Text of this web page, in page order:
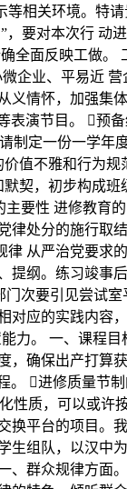
相关环境。特
要对本次行
面反映工做
企业、平易近
情怀，加强
演节目。 
定一份一学
值不雅和行为
契，初步构成
要性 进修教
处分的施行
从严治党要
纲。练习竣
次要引见尝试
应的实践内
。 一、课程
确保出产打
进修质量节
质，可以或
平台的项目。
组队，以汉
群众规律方